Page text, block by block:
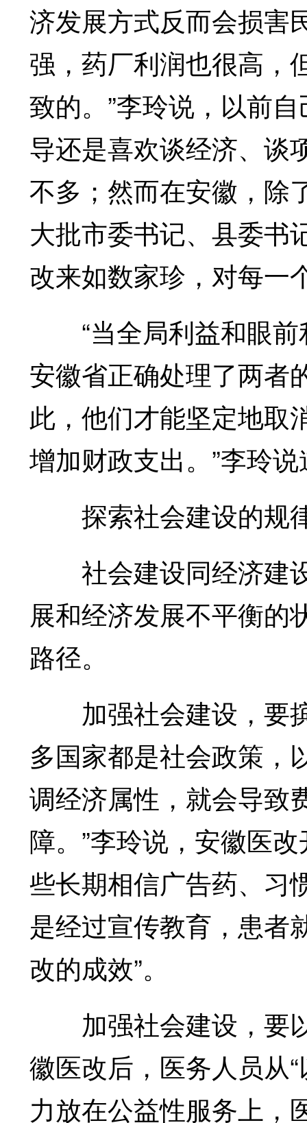
济发展方式反而会损害
强，药厂利润也很高，
致的。”李玲说，以前
导还是喜欢谈经济、谈
不多；然而在安徽，除
大批市委书记、县委书
改来如数家珍，对每一
“当全局利益和眼前
安徽省正确处理了两者
此，他们才能坚定地取
增加财政支出。”李玲
探索社会建设的规
社会建设同经济建
展和经济发展不平衡的
路径。
加强社会建设，要摈
多国家都是社会政策，
调经济属性，就会导致
障。”李玲说，安徽医
些长期相信广告药、习
是经过宣传教育，患者
改的成效”。
加强社会建设，要
徽医改后，医务人员从
力放在公益性服务上，